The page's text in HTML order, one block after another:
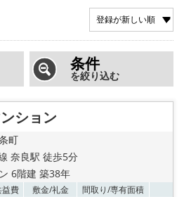
特集 (奈良北部、木津川
特集 (奈良南部)
条件
を絞り込む
ション
町
奈良駅 徒歩5分
6階建 築38年
益費 敷金/礼金 間取り/専有面積